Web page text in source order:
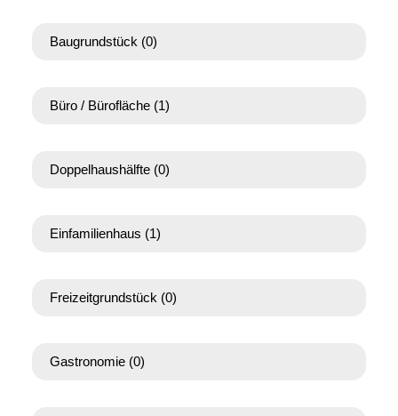
Baugrundstück (0)
Büro / Bürofläche (1)
Doppelhaushälfte (0)
Einfamilienhaus (1)
Freizeitgrundstück (0)
Gastronomie (0)